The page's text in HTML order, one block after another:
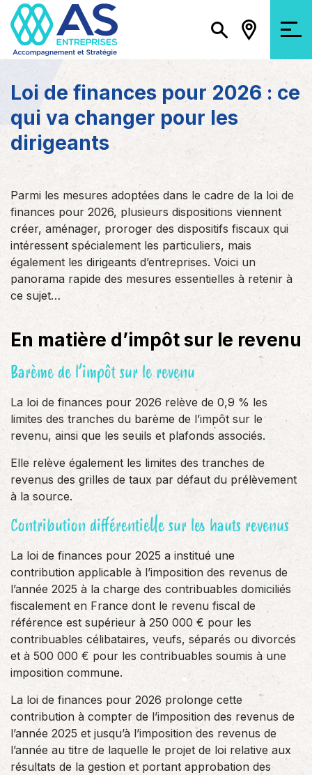
Loi de finances pour 2026 : ce
qui va changer pour les
dirigeants
Parmi les mesures adoptées dans le cadre de la loi de
finances pour 2026, plusieurs dispositions viennent
créer, aménager, proroger des dispositifs fiscaux qui
intéressent spécialement les particuliers, mais
également les dirigeants d’entreprises. Voici un
panorama rapide des mesures essentielles à retenir à
ce sujet…
En matière d’impôt sur le revenu
Barème de l’impôt sur le revenu
La loi de finances pour 2026 relève de 0,9 % les
limites des tranches du barème de l’impôt sur le
revenu, ainsi que les seuils et plafonds associés.
Elle relève également les limites des tranches de
revenus des grilles de taux par défaut du prélèvement
à la source.
Contribution différentielle sur les hauts revenus
La loi de finances pour 2025 a institué une
contribution applicable à l’imposition des revenus de
l’année 2025 à la charge des contribuables domiciliés
fiscalement en France dont le revenu fiscal de
référence est supérieur à 250 000 € pour les
contribuables célibataires, veufs, séparés ou divorcés
et à 500 000 € pour les contribuables soumis à une
imposition commune.
La loi de finances pour 2026 prolonge cette
contribution à compter de l’imposition des revenus de
l’année 2025 et jusqu’à l’imposition des revenus de
l’année au titre de laquelle le projet de loi relative aux
résultats de la gestion et portant approbation des